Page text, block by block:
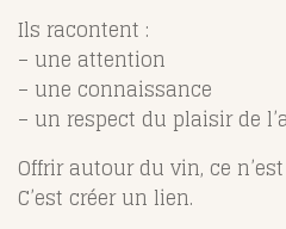
Ils racontent :
– une attention
– une connaissance
– un respect du plaisir de
Offrir autour du vin, ce
C’est créer un lien.